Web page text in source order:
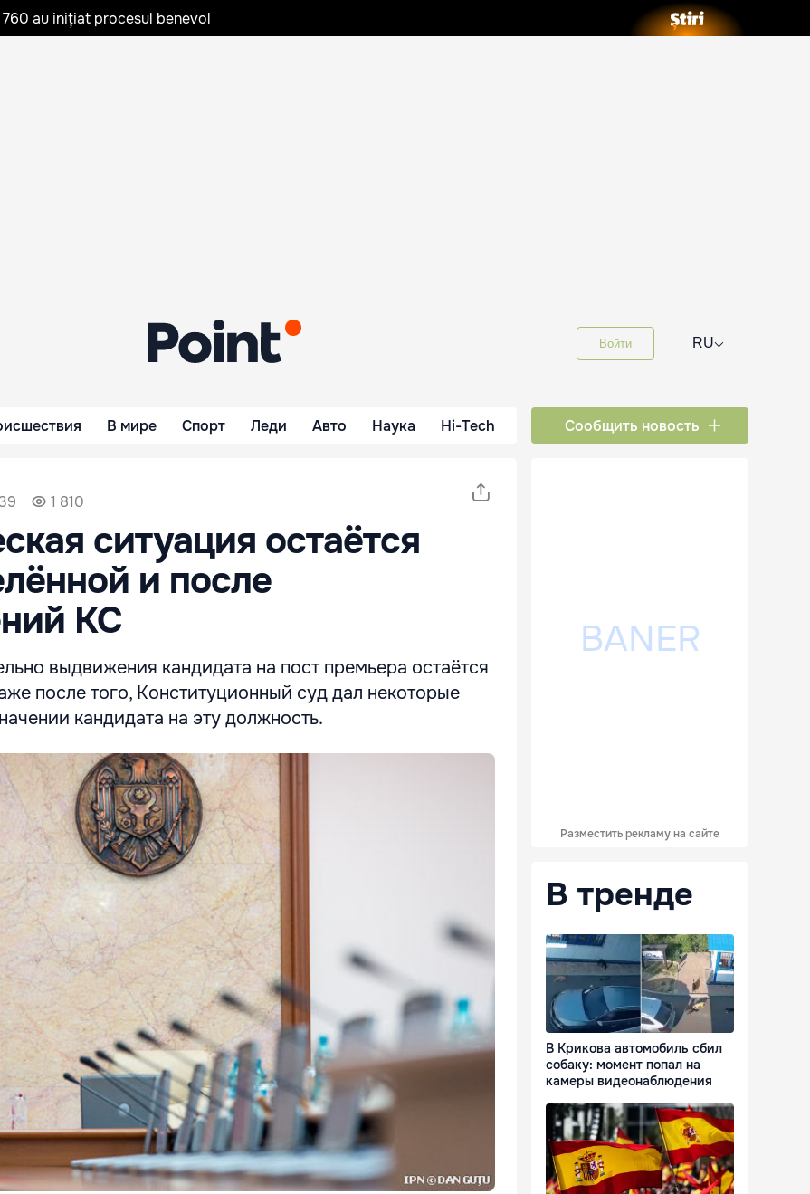
au inițiat procesul benevol
Войти RU⌵
В мире Спорт Леди Авто Наука Hi-Tech Сообщить новость
1 810
ситуация остаётся
и после
КС
выдвижения кандидата на пост премьера остаётся
после того, Конституционный суд дал некоторые
кандидата на эту должность.
Разместить рекламу на сайте
В тренде
В Крикова автомобиль сбил
собаку: момент попал на
камеры видеонаблюдения